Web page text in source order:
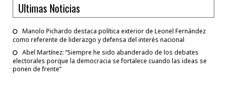
Ultimas Noticias
Manolo Pichardo destaca política exterior de Leonel Fernández
como referente de liderazgo y defensa del interés nacional
Abel Martínez: “Siempre he sido abanderado de los debates
electorales porque la democracia se fortalece cuando las ideas se
ponen de frente”